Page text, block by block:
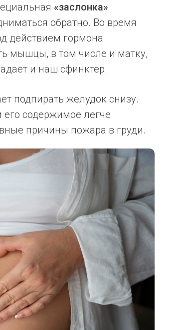
«заслонка»
обратно. Во время
действием гормона
мышцы, в том числе и матку,
и наш сфинктер.
подпирать желудок снизу.
его содержимое легче
причины пожара в груди.